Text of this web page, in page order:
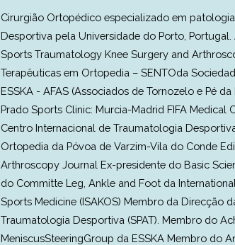
Cirurgião Ortopédico especializado em
Desportiva pela Universidade do Porto,
Sports Traumatology Knee Surgery and
Terapêuticas em Ortopedia – SENTOda
ESSKA - AFAS (Associados de Tornozelo e Pé
Prado Sports Clinic: Murcia-Madrid FIFA
Centro Internacional de Traumatologia
Ortopedia da Póvoa de Varzim-Vila do Conde
Arthroscopy Journal Ex-presidente do Basic
do Committe Leg, Ankle and Foot da
Sports Medicine (ISAKOS) Membro da Direcção
Traumatologia Desportiva (SPAT). Membro do
MeniscusSteeringGroup da ESSKA Membro do